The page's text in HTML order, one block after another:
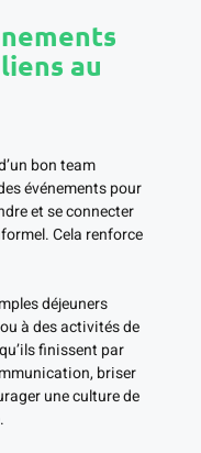
au
bon team
événements pour
et se connecter
Cela renforce
déjeuners
à des activités de
finissent par
briser
une culture de